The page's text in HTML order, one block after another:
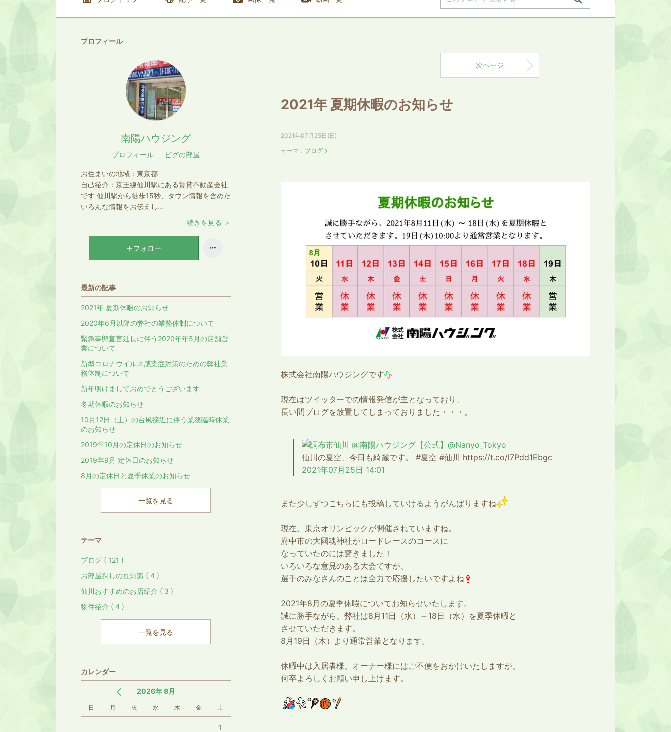
次ページ
2021年 夏期休暇のお知らせ
2021年07月25日(日)
テーマ： ブログ
株式会社南陽ハウジングです
現在はツイッターでの情報発信が主となっており、
長い間ブログを放置してしまっておりました・・・。
調布市仙川 ㈱南陽ハウジング【公式】 @Nanyo_Tokyo
仙川の夏空、今日も綺麗です。 #夏空 #仙川 https://t.co/l7Pdd1Ebgc
2021年07月25日 14:01
また少しずつこちらにも投稿していけるようがんばりますね
現在、東京オリンピックが開催されていますね。
府中市の大國魂神社がロードレースのコースに
なっていたのには驚きました！
いろいろな意見のある大会ですが、
選手のみなさんのことは全力で応援したいですよね
2021年8月の夏季休暇についてお知らせいたします。
誠に勝手ながら、弊社は8月11日（水）～18日（水）を夏季休暇と
させていただきます。
8月19日（木）より通常営業となります。
休暇中は入居者様、オーナー様にはご不便をおかけいたしますが、
何卒よろしくお願い申し上げます。
プロフィール
南陽ハウジング
プロフィール ピグの部屋
お住まいの地域： 東京都
自己紹介： 京王線仙川駅にある賃貸不動産会社
です 仙川駅から徒歩15秒、タウン情報を含めた
いろんな情報をお伝えし...
続きを見る ＞
フォロー
最新の記事
2021年 夏期休暇のお知らせ
2020年6月以降の弊社の業務体制について
緊急事態宣言延長に伴う2020年年5月の店舗営
業について
新型コロナウイルス感染症対策のための弊社業
務体制について
新年明けましておめでとうございます
冬期休暇のお知らせ
10月12日（土）の台風接近に伴う業務臨時休業
のお知らせ
2019年10月の定休日のお知らせ
2019年9月 定休日のお知らせ
8月の定休日と夏季休業のお知らせ
一覧を見る
テーマ
ブログ ( 121 )
お部屋探しの豆知識 ( 4 )
仙川おすすめのお店紹介 ( 3 )
物件紹介 ( 4 )
一覧を見る
カレンダー
2026年 8月
日 月 火 水 木 金 土
1